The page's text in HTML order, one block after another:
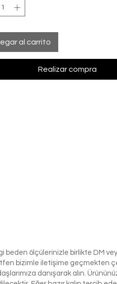
al carrito
Realizar compra
beden ölçülerinizle birlikte DM
bizimle iletişime geçmekten
danışarak alın.